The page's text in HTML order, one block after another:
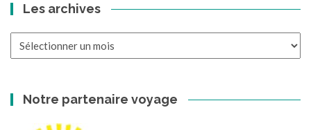
Les archives
Notre partenaire voyage